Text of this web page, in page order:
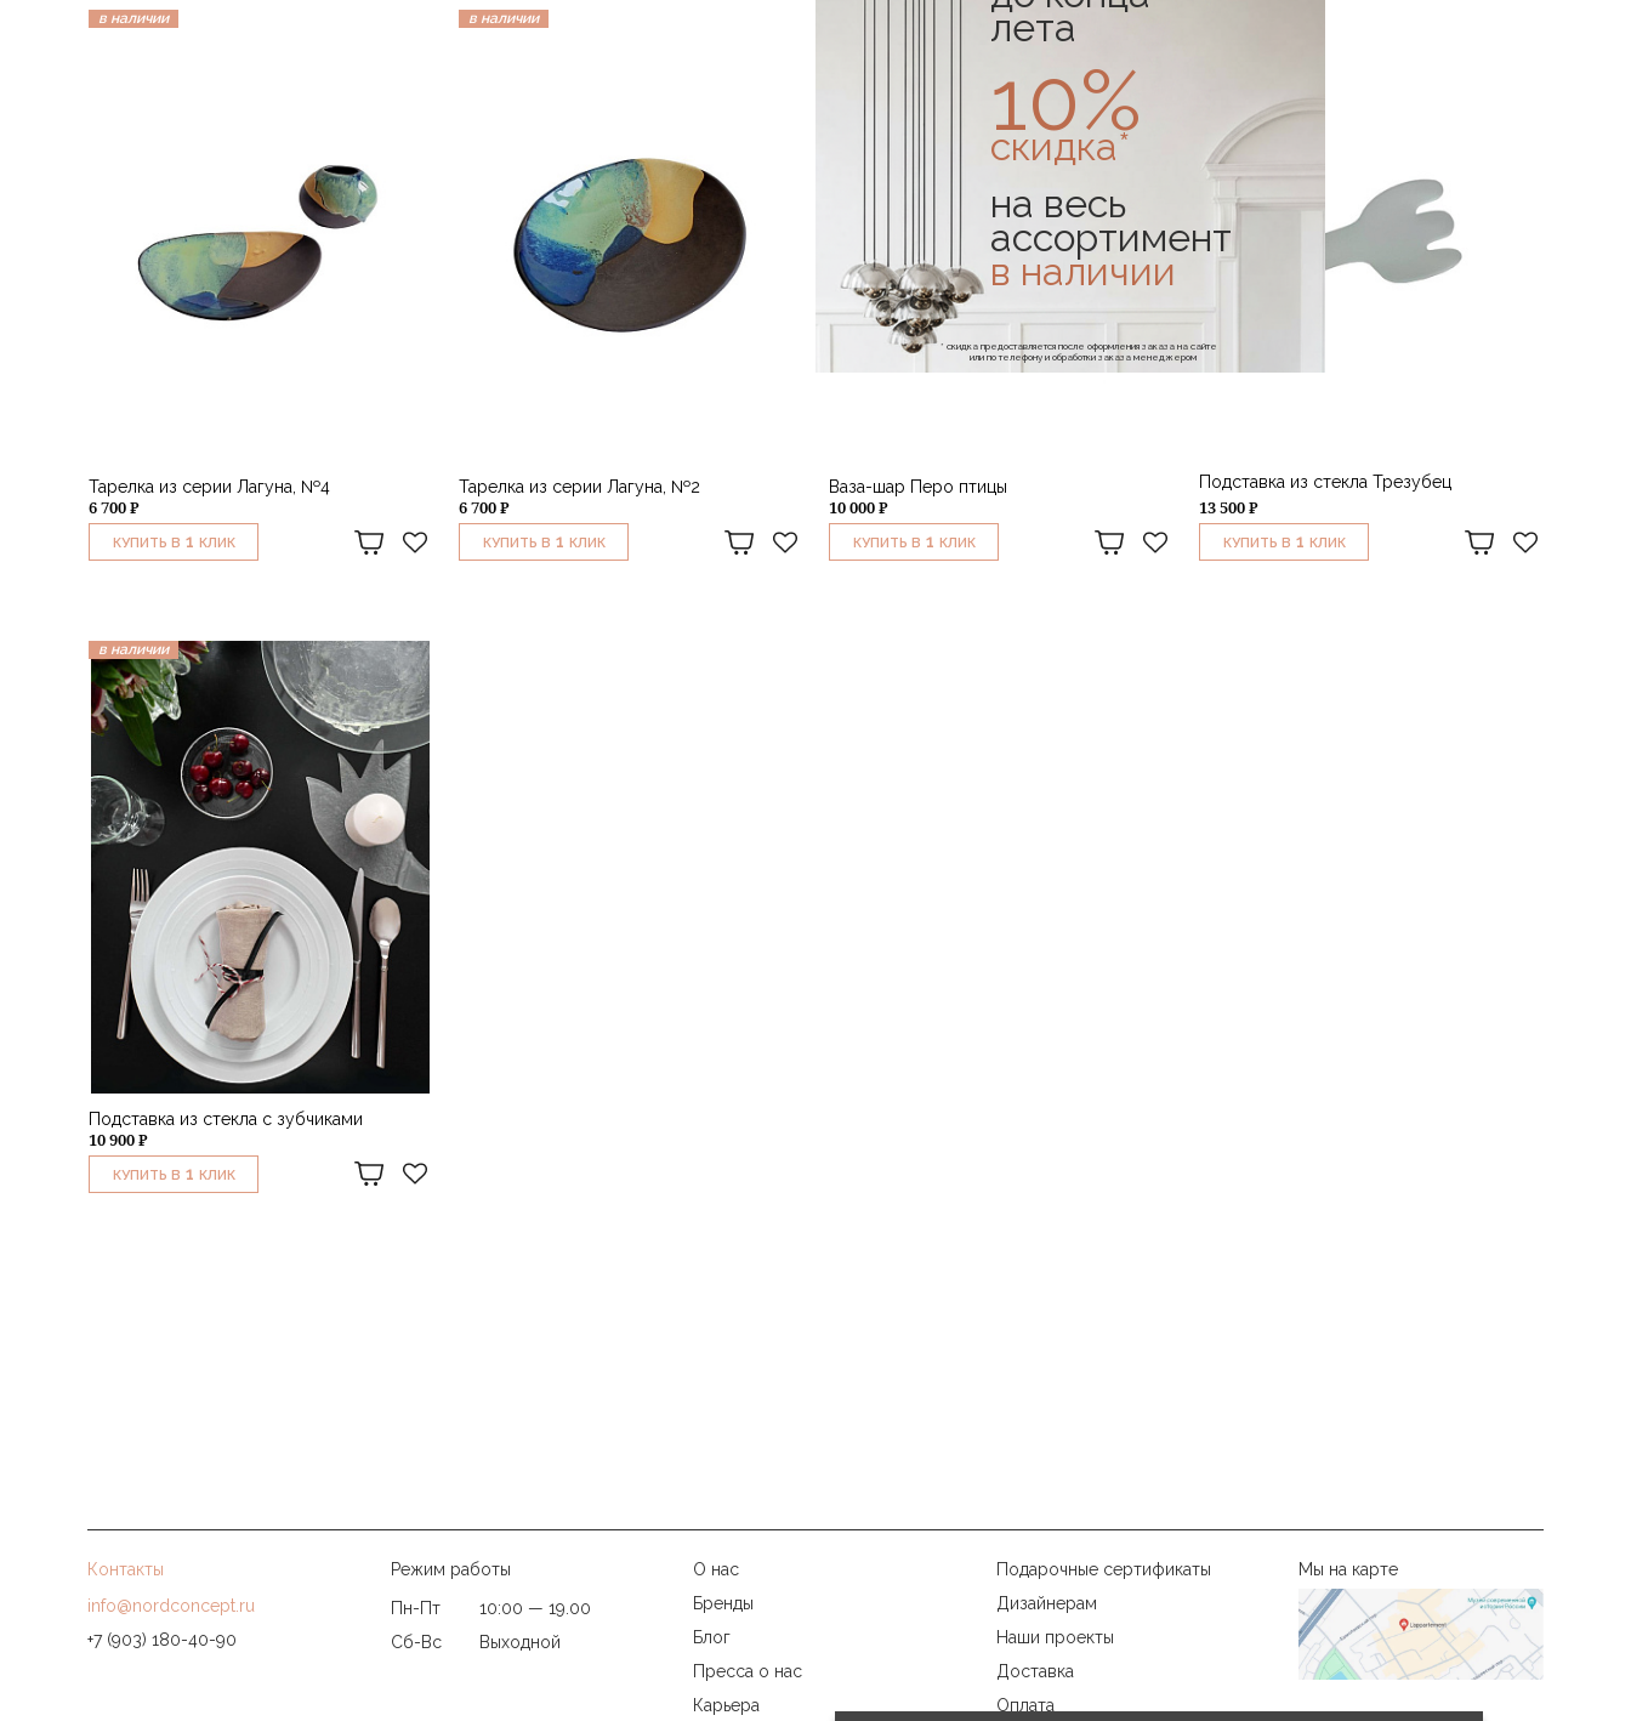
в наличии
Тарелка из серии Лагуна, №4
6 700 ₽
КУПИТЬ В 1 КЛИК
в наличии
Тарелка из серии Лагуна, №2
6 700 ₽
КУПИТЬ В 1 КЛИК
Ваза-шар Перо птицы
10 000 ₽
КУПИТЬ В 1 КЛИК
Подставка из стекла Трезубец
13 500 ₽
КУПИТЬ В 1 КЛИК
в наличии
Подставка из стекла с зубчиками
10 900 ₽
КУПИТЬ В 1 КЛИК
лета
10%
скидка*
на весь
ассортимент
в наличии
* скидка предоставляется после оформления заказа на сайте
или по телефону и обработки заказа менеджером
Контакты
info@nordconcept.ru
+7 (903) 180-40-90
Режим работы
Пн-Пт
10:00 — 19.00
Сб-Вс
Выходной
Мы на карте
О нас
Подарочные сертификаты
Бренды
Дизайнерам
Блог
Наши проекты
Пресса о нас
Доставка
Карьера
Оплата